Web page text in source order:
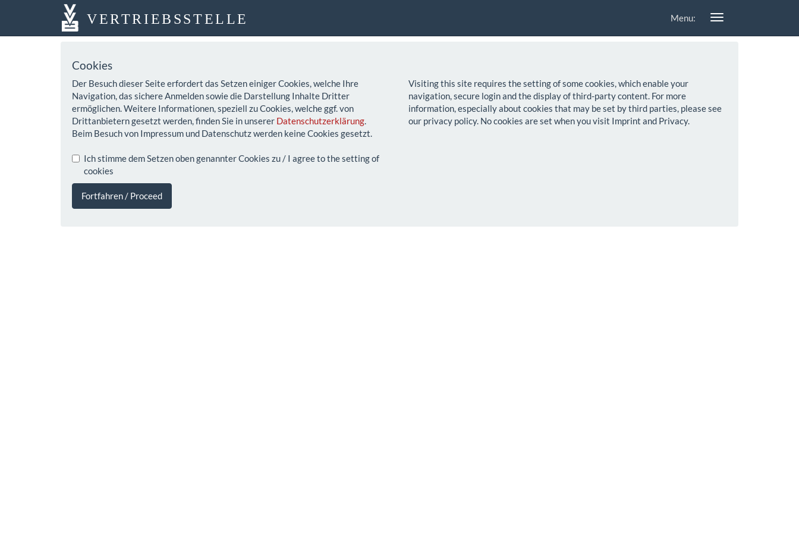
VERTRIEBSSTELLE Menu:
Cookies
Der Besuch dieser Seite erfordert das Setzen einiger Cookies, welche Ihre
Navigation, das sichere Anmelden sowie die Darstellung Inhalte Dritter
ermöglichen. Weitere Informationen, speziell zu Cookies, welche ggf. von
Drittanbietern gesetzt werden, finden Sie in unserer Datenschutzerklärung.
Beim Besuch von Impressum und Datenschutz werden keine Cookies gesetzt.
Ich stimme dem Setzen oben genannter Cookies zu / I agree to the setting of
cookies
Fortfahren / Proceed
Visiting this site requires the setting of some cookies, which enable your
navigation, secure login and the display of third-party content. For more
information, especially about cookies that may be set by third parties, please see
our privacy policy. No cookies are set when you visit Imprint and Privacy.